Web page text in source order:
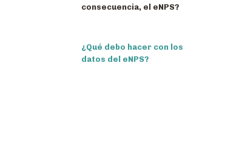
consecuencia, el eNPS?
¿Qué debo hacer con los
datos del eNPS?